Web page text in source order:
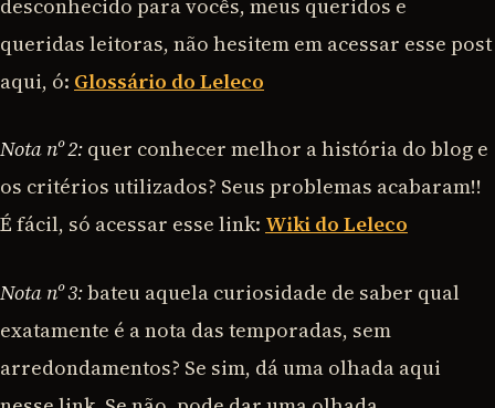
desconhecido para vocês, meus queridos e
queridas leitoras, não hesitem em acessar esse post
aqui, ó: Glossário do Leleco
Nota nº 2: quer conhecer melhor a história do blog e
os critérios utilizados? Seus problemas acabaram!!
É fácil, só acessar esse link: Wiki do Leleco
Nota nº 3:bateu aquela curiosidade de saber qual
exatamente é a nota das temporadas, sem
arredondamentos? Se sim, dá uma olhada aqui